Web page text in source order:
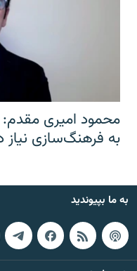
محمود امیری مقدم:
به فرهنگ‌سازی نیاز
به ما بپیوندید